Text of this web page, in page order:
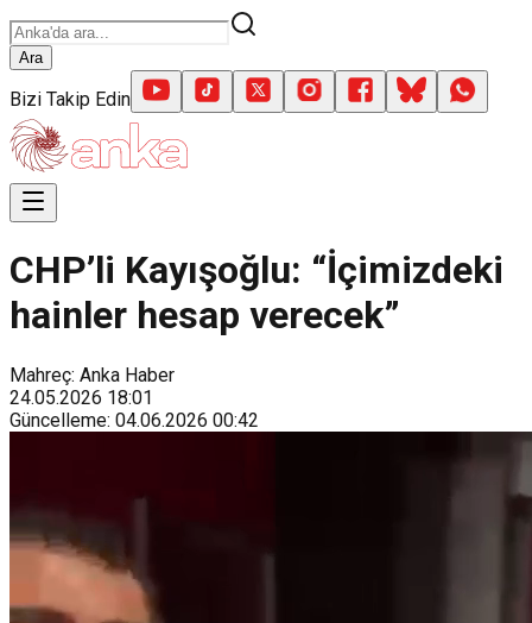
Ara
Bizi Takip Edin
CHP’li Kayışoğlu: “İçimizdeki
hainler hesap verecek”
Mahreç: Anka Haber
24.05.2026 18:01
Güncelleme: 04.06.2026 00:42